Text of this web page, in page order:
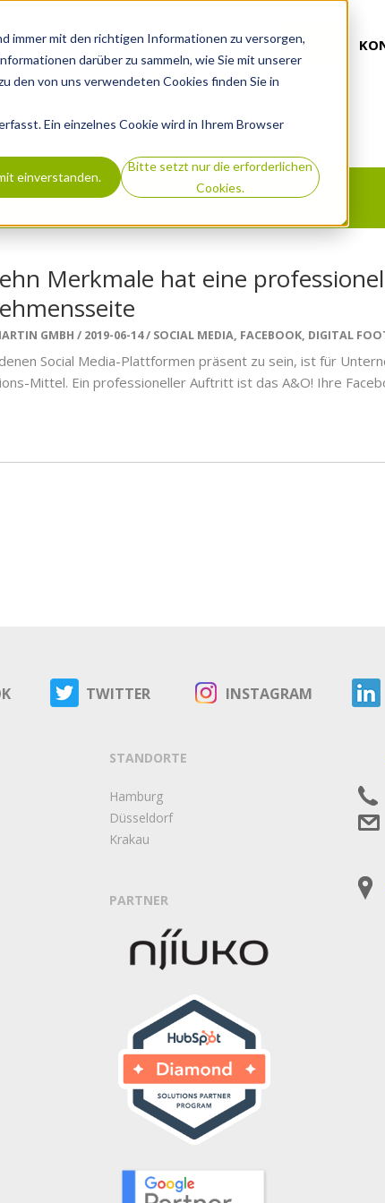
immer mit den richtigen Informationen zu versorgen,
darüber zu sammeln, wie Sie mit unserer
den von uns verwendeten Cookies finden Sie in
Ein einzelnes Cookie wird in Ihrem Browser
einverstanden.
Bitte setzt nur die erforderlichen
Cookies.
AGENTUR LEISTUNGEN BLOG
Merkmale hat eine
GMBH 2019-06-14 SOCIAL MEDIA, FACEBOOK, DIGITAL
Social Media-Plattformen präsent zu sein, ist für
Mittel. Ein professioneller Auftritt ist das A&O! Ihre
TWITTER INSTAGRAM
STANDORTE
Hamburg
Düsseldorf
Krakau
PARTNER